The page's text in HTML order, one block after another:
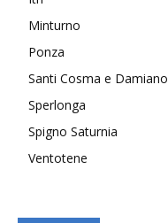
Minturno
Ponza
Santi Cosma e Damiano
Sperlonga
Spigno Saturnia
Ventotene